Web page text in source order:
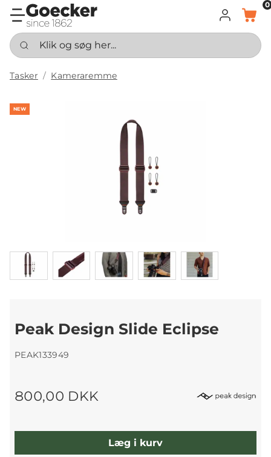
LOG INDKURV
0
Klik og søg her...
Tasker Kameraremme
NEW
Peak Design Slide Eclipse
PEAK133949
800,00 DKK
Læg i kurv